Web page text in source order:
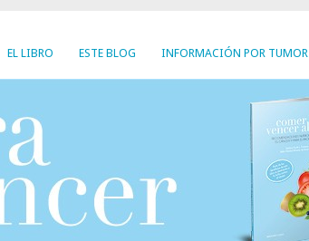
EL LIBRO ESTE BLOG INFORMACIÓN POR TUMOR